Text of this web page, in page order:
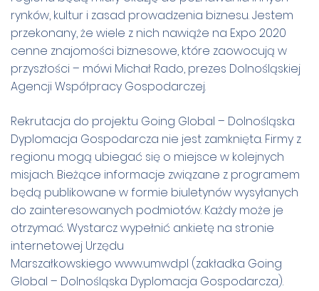
rynków, kultur i zasad prowadzenia biznesu. Jestem
przekonany, że wiele z nich nawiąże na Expo 2020
cenne znajomości biznesowe, które zaowocują w
przyszłości – mówi Michał Rado, prezes Dolnośląskiej
Agencji Współpracy Gospodarczej.
Rekrutacja do projektu Going Global – Dolnośląska
Dyplomacja Gospodarcza nie jest zamknięta. Firmy z
regionu mogą ubiegać się o miejsce w kolejnych
misjach. Bieżące informacje związane z programem
będą publikowane w formie biuletynów wysyłanych
do zainteresowanych podmiotów. Każdy może je
otrzymać. Wystarcz wypełnić ankietę na stronie
internetowej Urzędu
Marszałkowskiego www.umwd.pl (zakładka Going
Global – Dolnośląska Dyplomacja Gospodarcza).